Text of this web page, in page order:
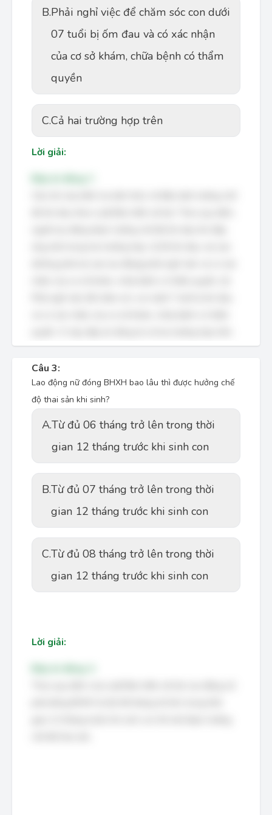
B.Phải nghỉ việc để chăm sóc con dưới
07 tuổi bị ốm đau và có xác nhận
của cơ sở khám, chữa bệnh có thẩm
quyền
C.Cả hai trường hợp trên
Lời giải:
Câu 3:
Lao động nữ đóng BHXH bao lâu thì được hưởng chế
độ thai sản khi sinh?
A.Từ đủ 06 tháng trở lên trong thời
gian 12 tháng trước khi sinh con
B.Từ đủ 07 tháng trở lên trong thời
gian 12 tháng trước khi sinh con
C.Từ đủ 08 tháng trở lên trong thời
gian 12 tháng trước khi sinh con
Lời giải: